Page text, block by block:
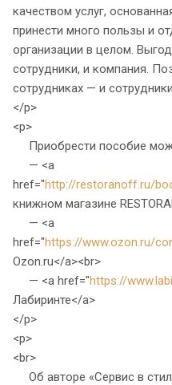
качеством услуг,
принести много пользы и
организации в целом.
сотрудники, и компания.
сотрудниках — и
</p>
<p>
Приобрести пособие
— <a
href="http://restoranoff.ru/
книжном магазине
— <a
href="https://www.ozon.ru/
Ozon.ru</a><br>
— <a href="https://
Лабиринте</a>
</p>
<p>
<br>
Об авторе «Сервис в